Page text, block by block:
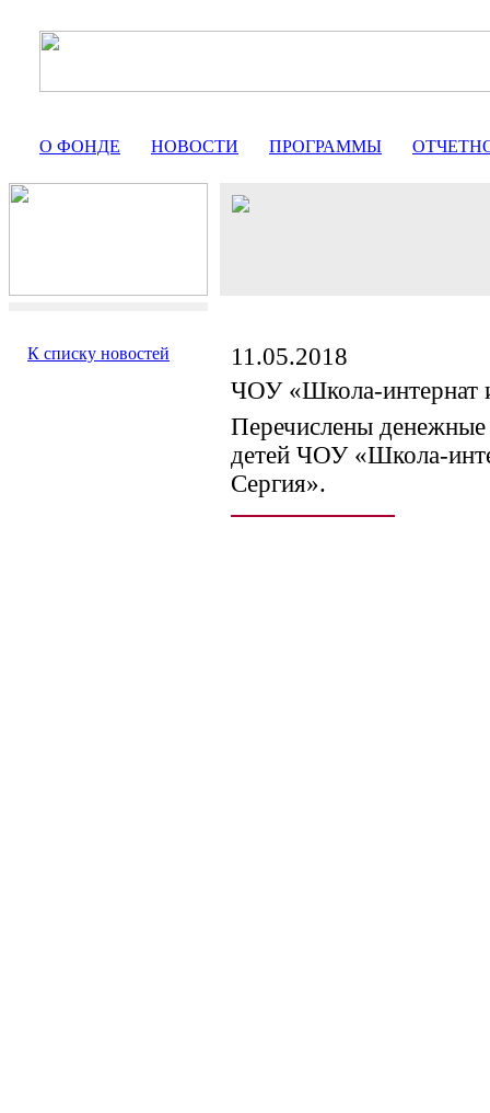
О ФОНДЕ НОВОСТИ ПРОГРАММЫ
К списку новостей
11.05.2018
ЧОУ «Школа-интернат
Перечислены денежные
детей ЧОУ «Школа-
Сергия».